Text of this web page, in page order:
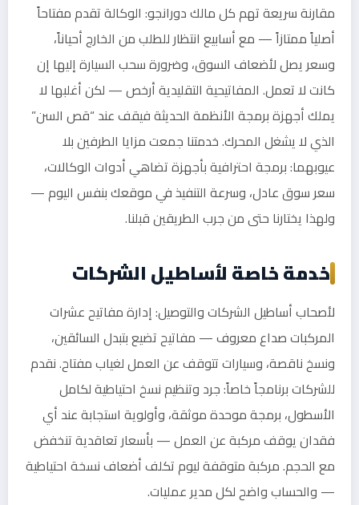
مقارنة سريعة تهم كل مالك دورانجو: الوكالة تقدم مفتاحاً
أصلياً ممتازاً — مع أسابيع انتظار للطلب من الخارج أحياناً،
وسعر يصل لأضعاف السوق، وضرورة سحب السيارة إليها إن
كانت لا تعمل. المفاتيحية التقليدية أرخص — لكن أغلبها لا
يملك أجهزة برمجة الأنظمة الحديثة فيقف عند “قص السن”
الذي لا يشغل المحرك. خدمتنا جمعت مزايا الطرفين بلا
عيوبهما: برمجة احترافية بأجهزة تضاهي أدوات الوكالات،
سعر سوق عادل، وسرعة التنفيذ في موقعك بنفس اليوم —
ولهذا يختارنا حتى من جرب الطريقين قبلنا.
خدمة خاصة لأساطيل الشركات
لأصحاب أساطيل الشركات والتوصيل: إدارة مفاتيح عشرات
المركبات صداع معروف — مفاتيح تضيع بتبدل السائقين،
ونسخ ناقصة، وسيارات تتوقف عن العمل لغياب مفتاح. نقدم
للشركات برنامجاً خاصاً: جرد وتنظيم نسخ احتياطية لكامل
الأسطول، برمجة موحدة موثقة، وأولوية استجابة عند أي
فقدان يوقف مركبة عن العمل — بأسعار تعاقدية تنخفض
مع الحجم. مركبة متوقفة ليوم تكلف أضعاف نسخة احتياطية
— والحساب واضح لكل مدير عمليات.